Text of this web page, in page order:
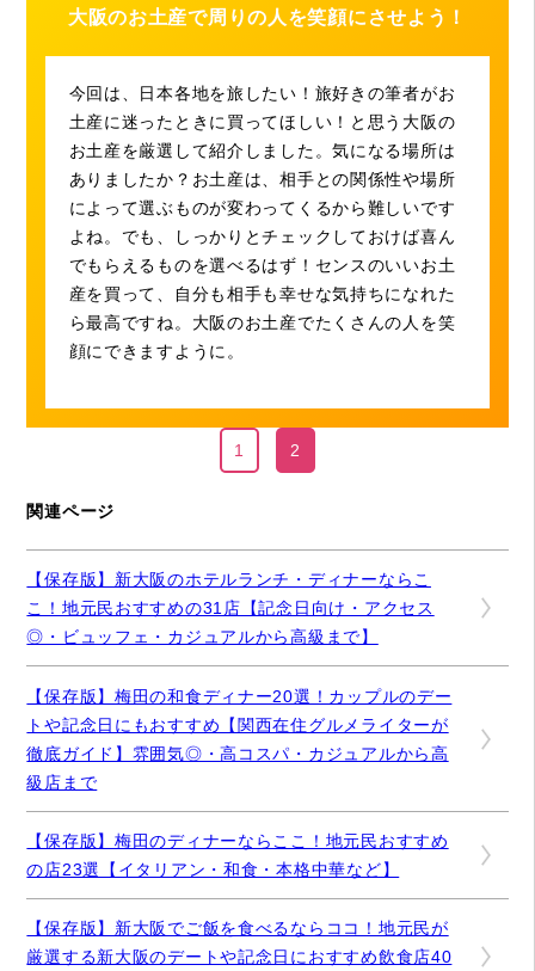
大阪のお土産で周りの人を笑顔にさせよう！
今回は、日本各地を旅したい！旅好きの筆者がお
土産に迷ったときに買ってほしい！と思う大阪の
お土産を厳選して紹介しました。気になる場所は
ありましたか？お土産は、相手との関係性や場所
によって選ぶものが変わってくるから難しいです
よね。でも、しっかりとチェックしておけば喜ん
でもらえるものを選べるはず！センスのいいお土
産を買って、自分も相手も幸せな気持ちになれた
ら最高ですね。大阪のお土産でたくさんの人を笑
顔にできますように。
1 2
関連ページ
【保存版】新大阪のホテルランチ・ディナーならこ
こ！地元民おすすめの31店【記念日向け・アクセス
◎・ビュッフェ・カジュアルから高級まで】
【保存版】梅田の和食ディナー20選！カップルのデー
トや記念日にもおすすめ【関西在住グルメライターが
徹底ガイド】雰囲気◎・高コスパ・カジュアルから高
級店まで
【保存版】梅田のディナーならここ！地元民おすすめ
の店23選【イタリアン・和食・本格中華など】
【保存版】新大阪でご飯を食べるならココ！地元民が
厳選する新大阪のデートや記念日におすすめ飲食店40